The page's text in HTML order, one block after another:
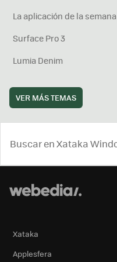
La aplicación de la semana
Surface Pro 3
Lumia Denim
VER MÁS TEMAS
Xataka
Applesfera